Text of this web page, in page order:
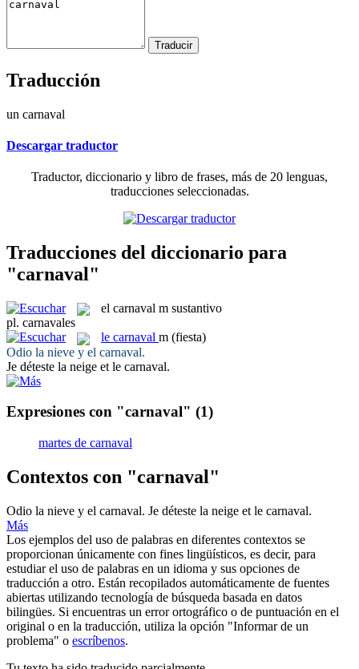
Traducción
un carnaval
Descargar traductor
Traductor, diccionario y libro de frases, más de 20 lenguas,
traducciones seleccionadas.
Traducciones del diccionario para
"carnaval"
el carnaval m sustantivo
pl. carnavales
le carnaval m (fiesta)
Odio la nieve y el carnaval.
Je déteste la neige et le carnaval.
Expresiones con "carnaval" (1)
martes de carnaval
Contextos con "carnaval"
Odio la nieve y el carnaval. Je déteste la neige et le carnaval.
Más
Los ejemplos del uso de palabras en diferentes contextos se
proporcionan únicamente con fines lingüísticos, es decir, para
estudiar el uso de palabras en un idioma y sus opciones de
traducción a otro. Están recopilados automáticamente de fuentes
abiertas utilizando tecnología de búsqueda basada en datos
bilingües. Si encuentras un error ortográfico o de puntuación en el
original o en la traducción, utiliza la opción "Informar de un
problema" o escríbenos.